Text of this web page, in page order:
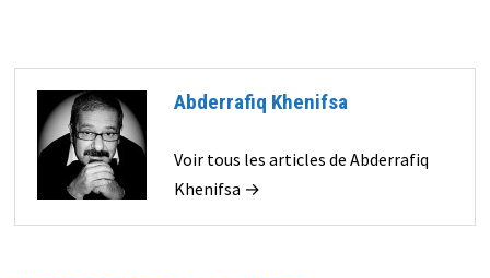
Abderrafiq Khenifsa
Voir tous les articles de Abderrafiq
Khenifsa →